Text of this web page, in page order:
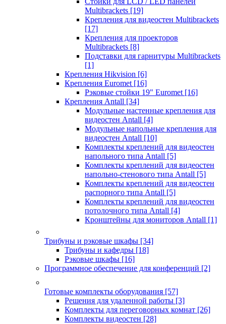
Multibrackets [19]
Крепления для видеостен Multibrackets
[17]
Крепления для проекторов
Multibrackets [8]
Подставки для гарнитуры Multibrackets
[1]
Крепления Hikvision [6]
Крепления Euromet [16]
Рэковые стойки 19" Euromet [16]
Крепления Antall [34]
Модульные настенные крепления для
видеостен Antall [4]
Модульные напольные крепления для
видеостен Antall [10]
Комплекты креплений для видеостен
напольного типа Antall [5]
Комплекты креплений для видеостен
напольно-стенового типа Antall [5]
Комплекты креплений для видеостен
распорного типа Antall [5]
Комплекты креплений для видеостен
потолочного типа Antall [4]
Кронштейны для мониторов Antall [1]
Трибуны и рэковые шкафы [34]
Трибуны и кафедры [18]
Рэковые шкафы [16]
Программное обеспечение для конференций [2]
Готовые комплекты оборудования [57]
Решения для удаленной работы [3]
Комплекты для переговорных комнат [26]
Комплекты видеостен [28]